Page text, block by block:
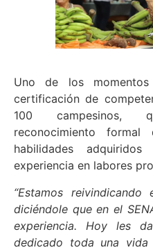
Uno de los
certificación de
100 campesinos,
reconocimiento
habilidades
experiencia en labores
“Estamos
diciéndole que en el
experiencia. Hoy les
dedicado toda una